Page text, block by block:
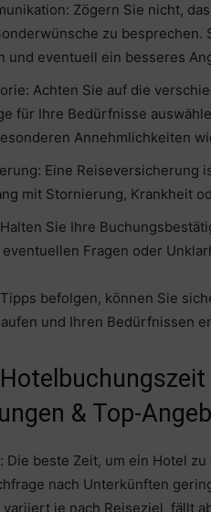
Zögern Sie nicht,
zu besprechen.
und eventuell ein besseres
Achten Sie auf die
für Ihre Bedürfnisse
Annehmlichkeiten
Eine Reiseversicherung
mit Stornierung, Krankheit
Sie Ihre
Fragen oder
befolgen, können Sie
und Ihren Bedürfnissen
& Top-
Die beste Zeit, um ein Hotel
nach Unterkünften
variiert je nach Reiseziel, fällt